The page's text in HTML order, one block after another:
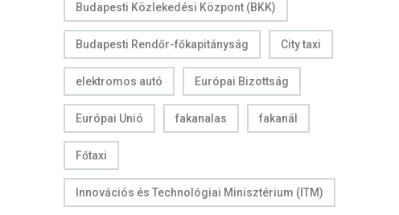
Budapesti Közlekedési Központ (BKK)
Budapesti Rendőr-főkapitányság City taxi
elektromos autó Európai Bizottság
Európai Unió fakanalas fakanál
Főtaxi
Innovációs és Technológiai Minisztérium (ITM)